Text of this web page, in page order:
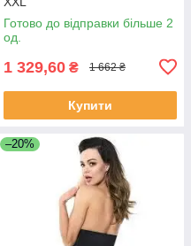
Готово до відправки більше 2
од.
1 329,60 ₴ 1 662 ₴
Купити
–20%